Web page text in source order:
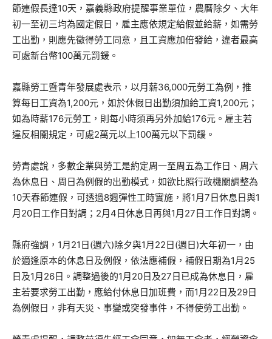
節連假長達10天，嘉義縣政府提醒事業單位，農曆除夕、大年
初一至初三均為國定假日，雇主應依規定給假並給薪，如需勞
工出勤，則應先徵得勞工同意，且工資應加倍發給，違者最高
可處新台幣100萬元罰鍰。
嘉縣勞工暨青年發展處表示，以月薪36,000元勞工為例，推
算每日工資為1,200元，如於休假日出勤須加給工資1,200元；
如為時薪176元勞工，則每小時須再另外加給176元。雇主若
違反相關規定，可處2萬元以上100萬元以下罰鍰。
勞青處說，多數企業與勞工是約定周一至周五為工作日、周六
為休息日、周日為例假的出勤模式，如欲比照行政機關調整為
10天春節連假，可透過8週彈性工時實施，將1月7日休息日與1
月20日工作日對調；2月4日休息日再與1月27日工作日對調。
縣府強調，1月21日(週六)除夕與1月22日(週日)大年初一，由
於適逢原本的休息日及例假，依法應補假，補假日期為1月25
日及1月26日。調整過後的1月20日及27日已成為休息日，雇
主若要求勞工出勤，應給付休息日加班費，而1月22日及29日
為例假日，非有天災、事變或突發事件，不得使勞工出勤。